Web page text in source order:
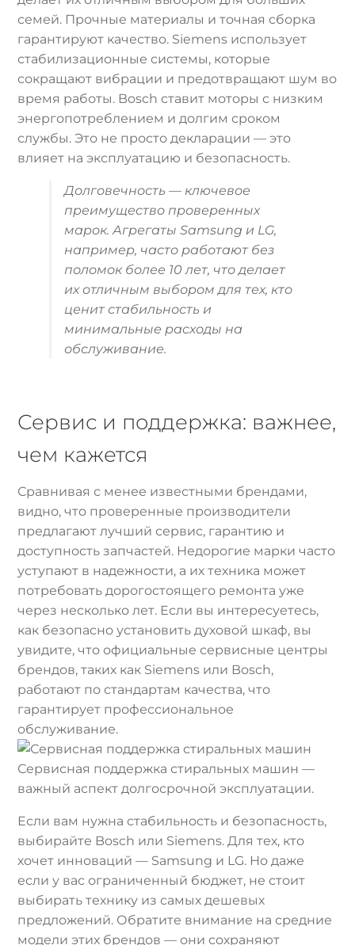
семей. Прочные материалы и точная сборка
гарантируют качество. Siemens использует
стабилизационные системы, которые
сокращают вибрации и предотвращают шум во
время работы. Bosch ставит моторы с низким
энергопотреблением и долгим сроком
службы. Это не просто декларации — это
влияет на эксплуатацию и безопасность.
Долговечность — ключевое
преимущество проверенных
марок. Агрегаты Samsung и LG,
например, часто работают без
поломок более 10 лет, что делает
их отличным выбором для тех, кто
ценит стабильность и
минимальные расходы на
обслуживание.
Сервис и поддержка: важнее,
чем кажется
Сравнивая с менее известными брендами,
видно, что проверенные производители
предлагают лучший сервис, гарантию и
доступность запчастей. Недорогие марки часто
уступают в надежности, а их техника может
потребовать дорогостоящего ремонта уже
через несколько лет. Если вы интересуетесь,
как безопасно установить духовой шкаф, вы
увидите, что официальные сервисные центры
брендов, таких как Siemens или Bosch,
работают по стандартам качества, что
гарантирует профессиональное
обслуживание.
Сервисная поддержка стиральных машин —
важный аспект долгосрочной эксплуатации.
Если вам нужна стабильность и безопасность,
выбирайте Bosch или Siemens. Для тех, кто
хочет инноваций — Samsung и LG. Но даже
если у вас ограниченный бюджет, не стоит
выбирать технику из самых дешевых
предложений. Обратите внимание на средние
модели этих брендов — они сохраняют